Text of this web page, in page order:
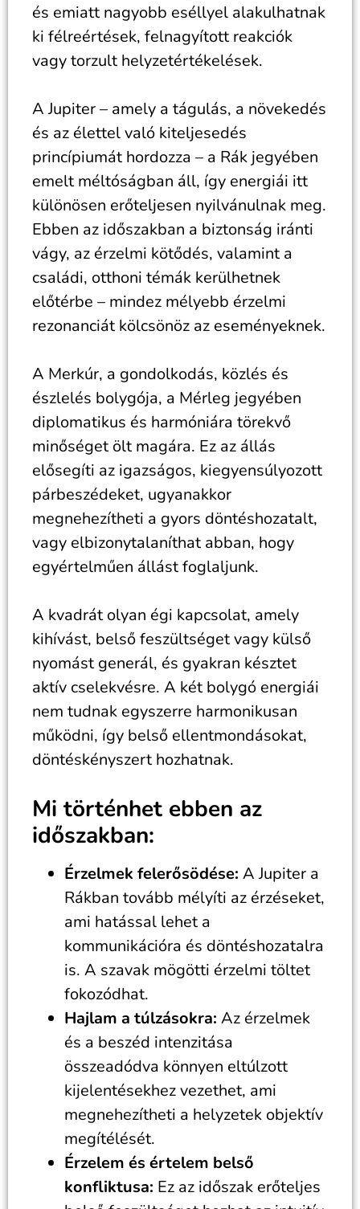
és emiatt nagyobb eséllyel alakulhatnak
ki félreértések, felnagyított reakciók
vagy torzult helyzetértékelések.
A Jupiter – amely a tágulás, a növekedés
és az élettel való kiteljesedés
princípiumát hordozza – a Rák jegyében
emelt méltóságban áll, így energiái itt
különösen erőteljesen nyilvánulnak meg.
Ebben az időszakban a biztonság iránti
vágy, az érzelmi kötődés, valamint a
családi, otthoni témák kerülhetnek
előtérbe – mindez mélyebb érzelmi
rezonanciát kölcsönöz az eseményeknek.
A Merkúr, a gondolkodás, közlés és
észlelés bolygója, a Mérleg jegyében
diplomatikus és harmóniára törekvő
minőséget ölt magára. Ez az állás
elősegíti az igazságos, kiegyensúlyozott
párbeszédeket, ugyanakkor
megnehezítheti a gyors döntéshozatalt,
vagy elbizonytalaníthat abban, hogy
egyértelműen állást foglaljunk.
A kvadrát olyan égi kapcsolat, amely
kihívást, belső feszültséget vagy külső
nyomást generál, és gyakran késztet
aktív cselekvésre. A két bolygó energiái
nem tudnak egyszerre harmonikusan
működni, így belső ellentmondásokat,
döntéskényszert hozhatnak.
Mi történhet ebben az
időszakban:
Érzelmek felerősödése: A Jupiter a
Rákban tovább mélyíti az érzéseket,
ami hatással lehet a
kommunikációra és döntéshozatalra
is. A szavak mögötti érzelmi töltet
fokozódhat.
Hajlam a túlzásokra: Az érzelmek
és a beszéd intenzitása
összeadódva könnyen eltúlzott
kijelentésekhez vezethet, ami
megnehezítheti a helyzetek objektív
megítélését.
Érzelem és értelem belső
konfliktusa: Ez az időszak erőteljes